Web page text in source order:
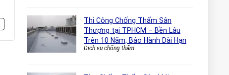
Thi Công Chống Thấm Sân
Thượng tại TPHCM – Bền Lâu
Trên 10 Năm, Bảo Hành Dài Hạn
Dịch vụ chống thấm